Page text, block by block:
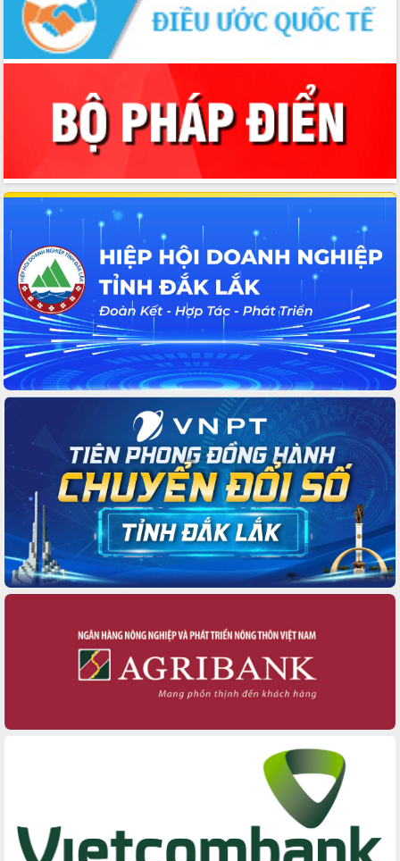
Định vị cà phê Việt Nam như một “di
sản sống” trong dòng chảy toàn cầu
Xây dựng nông thôn mới: Nâng cao đời
sống người dân từ những mô hình thiết
Quyết liệt tháo gỡ vướng mắc, đẩy
nhanh tiến độ các dự án trọng điểm
trong Khu kinh tế Nam Phú Yên
tồn biển
Lấy ý kiến điều chỉnh Quy hoạch tỉnh
Đắk Lắk thời kỳ 2021-2030, tầm nhìn
đến năm 2050
Phát động chiến dịch 30 ngày đêm
giải phóng mặt bằng Tuyến đường bộ
ven biển
Đắk Lắk nỗ lực thúc đẩy tăng trưởng
kinh tế từ 10% trở lên trong Quý
II/2026
Đắk Lắk ký kết thỏa thuận hợp tác về
chuyển đổi số giai đoạn 2026 – 2030
với Tập đoàn Bưu chính Viễn thông
Thứ trưởng Bộ Y tế làm việc với tỉnh
Đắk Lắk về phát triển nhân lực y tế
cho trạm y tế cấp xã
Du lịch Đắk Lắk nâng tầm trải nghiệm
du khách thông qua Hệ thống cơ sở dữ
liệu và Bản đồ số
Tập huấn ứng dụng trí tuệ nhân tạo (AI)
trong thương mại điện tử năm 2026
trao đổi thông tin trước Kỳ họp thứ
nhất, Quốc hội khóa XVI
Quyết liệt cải cách hành chính, khơi
tỉnh thông qua hiện đại hóa hành chính
tâm Phục vụ hành chính công xã Ea
Phê